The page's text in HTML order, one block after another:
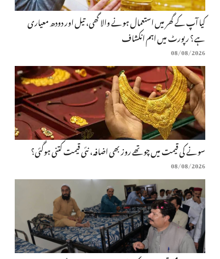
کیا آپ کے گھر میں استعمال ہونے والا گھی، تیل اور دودھ معیاری
ہے؟ رپورٹ میں اہم انکشاف
08/08/2026
سونے کی قیمت میں چوتھے روز بھی اضافہ، نئی قیمت کتنی ہوگئی؟
08/08/2026